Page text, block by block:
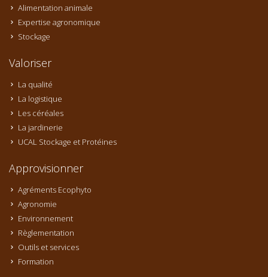
Alimentation animale
Expertise agronomique
Stockage
Valoriser
La qualité
La logistique
Les céréales
La jardinerie
UCAL Stockage et Protéines
Approvisionner
Agréments Ecophyto
Agronomie
Environnement
Règlementation
Outils et services
Formation